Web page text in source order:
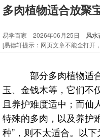
体验！！
2025-07-01
2025-07-01
2026年化太岁锦囊属马、鼠
2026丙午年铁笔居士精批
易德轩首席风水大师铁笔居
多肉植物适合放聚
易学百家 2026年06月25日 风水
[易德轩提示：网页文章不能全打开
部分多肉植物适合
玉、金钱木等，它们不
且养护难度适中；而仙
特殊的多肉，以及养护
种”，则不太适合。以下